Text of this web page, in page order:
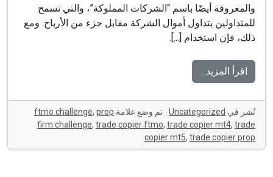
والمعروفة أيضًا باسم “الشركات المملوكة”، والتي تسمح
للمتداولين بتداول أموال الشركة مقابل جزء من الأرباح. ومع
ذلك، فإن استخدام [...].
اقرأ المزيد…
نُشر في Uncategorized تم وضع علامة ftmo challenge, prop
firm challenge, trade copier ftmo, trade copier mt4, trade
copier mt5, trade copier prop